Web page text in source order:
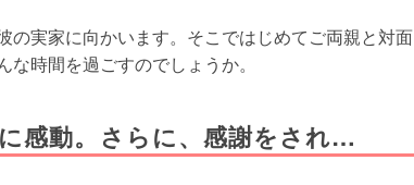
の実家に向かいます。そこではじめてご両親と対面
時間を過ごすのでしょうか。
感動。さらに、感謝をされ…